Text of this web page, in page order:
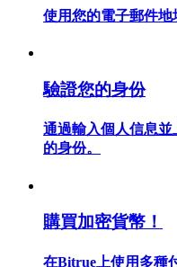
學習如何保持盈利
使用您的電子郵件地
驗證您的身份
通過輸入個人信息
的身份。
購買加密貨幣！
在Bitrue上使用多種